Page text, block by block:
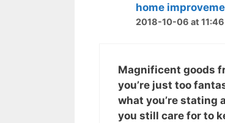
home
2018-10-06 at 11:46
Magnificent goods
you’re just too
what you’re stating
you still care for to